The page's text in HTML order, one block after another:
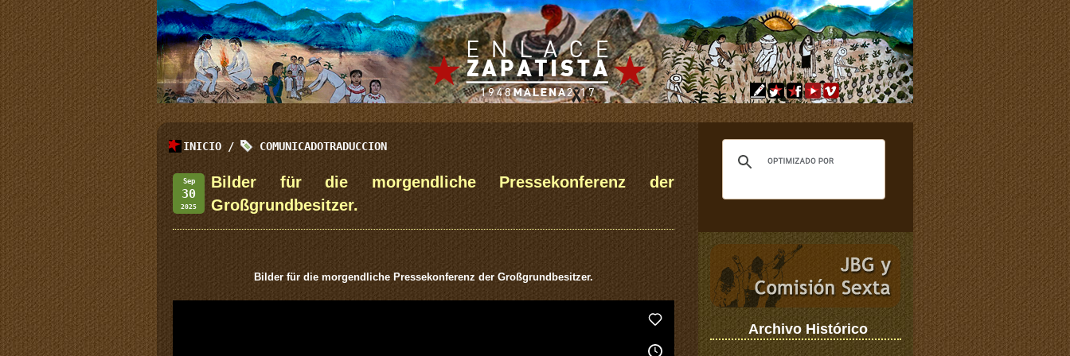
INICIO / COMUNICADOTRADUCCION
Sep
30
2025
Bilder für die morgendliche Pressekonferenz der
Großgrundbesitzer.
Bilder für die morgendliche Pressekonferenz der Großgrundbesitzer.
Archivo Histórico